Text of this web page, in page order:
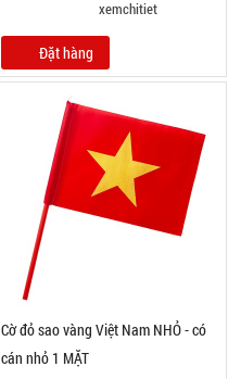
Đặt hàng
Cờ đỏ sao vàng Việt Nam NHỎ - có
cán nhỏ 1 MẶT